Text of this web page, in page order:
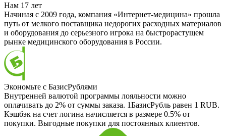
Нам 17 лет
Начиная с 2009 года, компания «Интернет-медицина» прошла
путь от мелкого поставщика недорогих расходных материалов
и оборудования до серьезного игрока на быстрорастущем
рынке медицинского оборудования в России.
Экономьте с БазисРублями
Внутренней валютой программы лояльности можно
оплачивать до 2% от суммы заказа. 1БазисРубль равен 1 RUB.
Кэшбэк на счет логина начисляется в размере 0.5% от
покупки. Выгодные покупки для постоянных клиентов.